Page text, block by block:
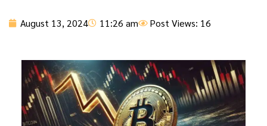
August 13, 2024 11:26 am Post Views: 16